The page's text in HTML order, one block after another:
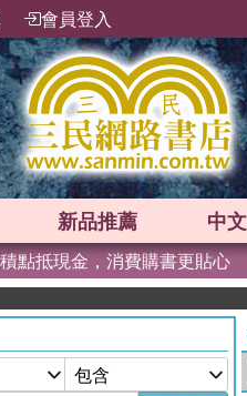
會員登入
新品推薦 中文
點抵現金，消費購書更貼心